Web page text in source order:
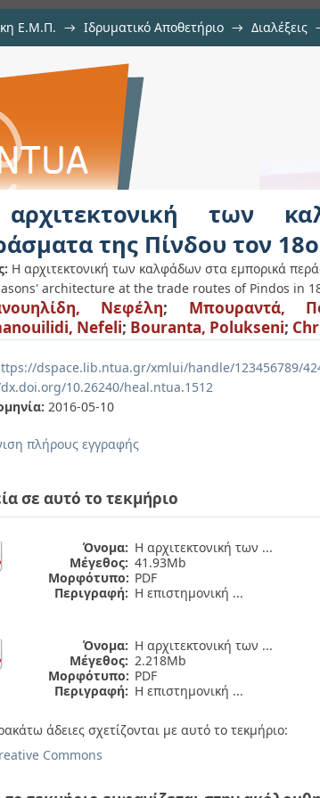
Ε.Μ.Π. → Ιδρυματικό Αποθετήριο → Διαλέξεις
καλφάδων στα εμπορικά
των
της Πίνδου τον
Η αρχιτεκτονική των καλφάδων στα εμπορικά
architecture at the trade routes of Pindos in
Νεφέλη; Μπουραντά,
Nefeli; Bouranta, Polukseni;
dspace.lib.ntua.gr/xmlui/handle/123456789/
10.26240/heal.ntua.1512
2016-05-10
πλήρους εγγραφής
σε αυτό το τεκμήριο
Όνομα: Η αρχιτεκτονική των ...
Μέγεθος: 41.93Mb
Μορφότυπο: PDF
Περιγραφή: Η επιστημονική ...
Όνομα: Η αρχιτεκτονική των ...
Μέγεθος: 2.218Mb
Μορφότυπο: PDF
Περιγραφή: Η επιστημονική ...
άδειες σχετίζονται με αυτό το τεκμήριο:
Commons